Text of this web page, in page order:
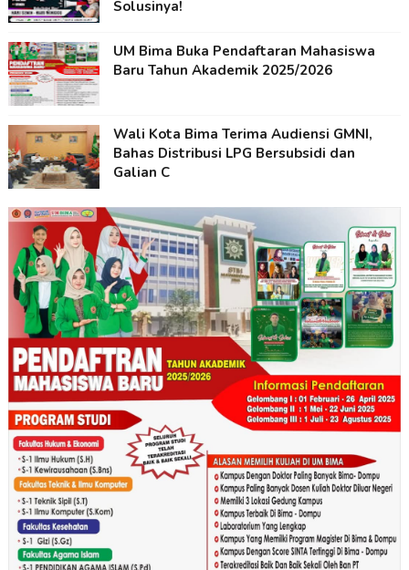
Solusinya!
UM Bima Buka Pendaftaran Mahasiswa
Baru Tahun Akademik 2025/2026
Wali Kota Bima Terima Audiensi GMNI,
Bahas Distribusi LPG Bersubsidi dan
Galian C